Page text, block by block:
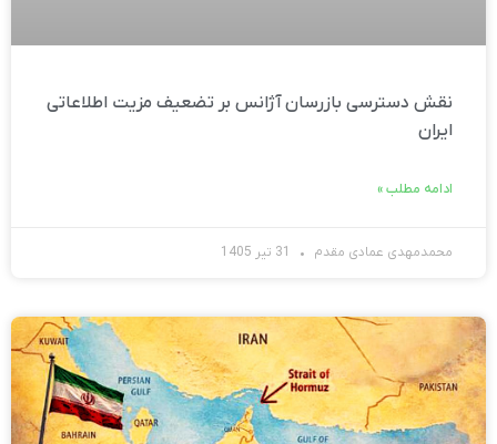
نقش دسترسی بازرسان آژانس بر تضعیف مزیت اطلاعاتی
ایران
ادامه مطلب »
محمدمهدی عمادی مقدم